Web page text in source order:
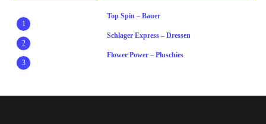
1
Top Spin – Bauer
2
Schlager Express – Dressen
3
Flower Power – Pluschies